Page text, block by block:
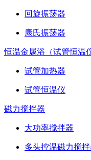
回旋振荡器
康氏振荡器
恒温金属浴（试管恒温
试管加热器
试管恒温仪
磁力搅拌器
大功率搅拌器
多头控温磁力搅拌